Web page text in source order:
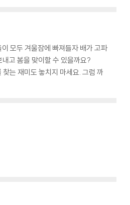
모두 겨울잠에 빠져들자 배가 고파
고 봄을 맞이할 수 있을까요?
는 재미도 놓치지 마세요. 그럼 까